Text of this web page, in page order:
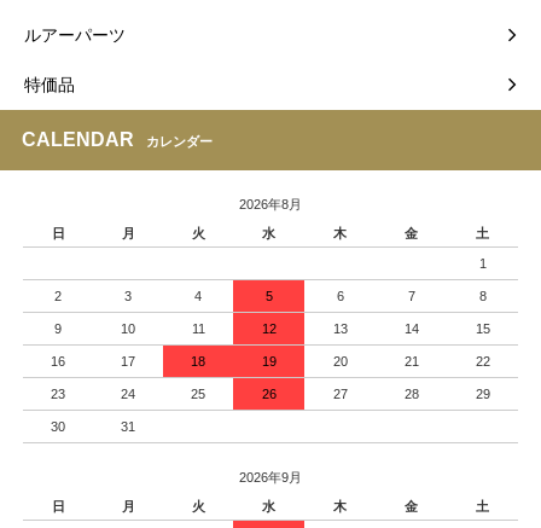
ルアーパーツ
特価品
CALENDAR カレンダー
2026年8月
日
月 火 水 木 金 土
1
2 3 4 5 6 7 8
9 10 11 12 13 14 15
16 17 18 19 20 21 22
23 24 25 26 27 28 29
30 31
2026年9月
日
月 火 水 木 金 土